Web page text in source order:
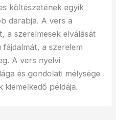
költészetének egyik
darabja. A vers a
a szerelmesek elválását
a szerelem
A vers nyelvi
és gondolati mélysége
kiemelkedő példája.